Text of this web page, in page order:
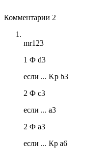
Комментарии 2
mr123
1 Ф d3
если ... Kр b3
2 Ф c3
если ... а3
2 Ф а3
если ... Кр а6